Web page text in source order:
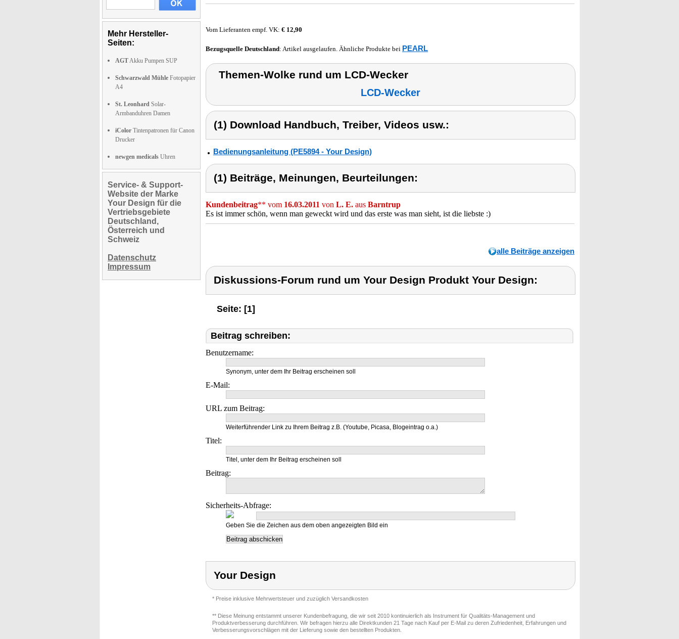
Mehr Hersteller-
Seiten:
AGTAkku Pumpen SUP
Schwarzwald Mühle Fotopapier
A4
St. Leonhard Solar-
Armbanduhren Damen
iColor Tintenpatronen für Canon
Drucker
newgen medicals Uhren
Service- & Support-
Website der Marke
Your Design für die
Vertriebsgebiete
Deutschland,
Österreich und
Schweiz
Datenschutz
Impressum
Vom Lieferanten empf. VK: € 12,90
Bezugsquelle Deutschland: Artikel ausgelaufen. Ähnliche Produkte bei PEARL
Themen-Wolke rund um LCD-Wecker
LCD-Wecker
(1) Download Handbuch, Treiber, Videos usw.:
Bedienungsanleitung (PE5894 - Your Design)
(1) Beiträge, Meinungen, Beurteilungen:
Kundenbeitrag** vom 16.03.2011 von L. E. aus Barntrup
Es ist immer schön, wenn man geweckt wird und das erste was man sieht, ist die liebste :)
alle Beiträge anzeigen
Diskussions-Forum rund um Your Design Produkt Your Design:
Seite: [1]
Beitrag schreiben:
Benutzername:
Synonym, unter dem Ihr Beitrag erscheinen soll
E-Mail:
URL zum Beitrag:
Weiterführender Link zu Ihrem Beitrag z.B. (Youtube, Picasa, Blogeintrag o.a.)
Titel:
Titel, unter dem Ihr Beitrag erscheinen soll
Beitrag:
Sicherheits-Abfrage:
Geben Sie die Zeichen aus dem oben angezeigten Bild ein
Your Design
* Preise inklusive Mehrwertsteuer und zuzüglich Versandkosten
** Diese Meinung entstammt unserer Kundenbefragung, die wir seit 2010 kontinuierlich als Instrument für Qualitäts-Management und
Produktverbesserung durchführen. Wir befragen hierzu alle Direktkunden 21 Tage nach Kauf per E-Mail zu deren Zufriedenheit, Erfahrungen und
Verbesserungsvorschlägen mit der Lieferung sowie den bestellten Produkten.